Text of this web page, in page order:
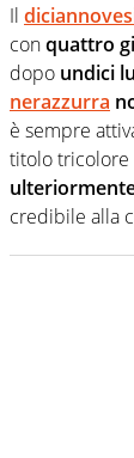
Il
conquattro
dopo undici
nerazzurra
è sempre
titolo tricolore
credibile alla